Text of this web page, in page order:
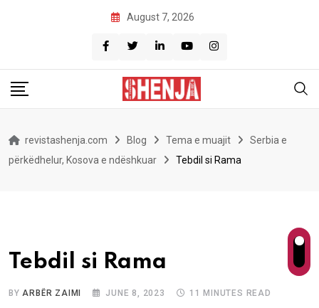
August 7, 2026
revistashenja.com Blog Tema e muajit
Serbia e
përkëdhelur, Kosova e ndëshkuar
Tebdil si Rama
Tebdil si Rama
BYARBËR ZAIMI JUNE 8, 2023
11 MINUTES READ